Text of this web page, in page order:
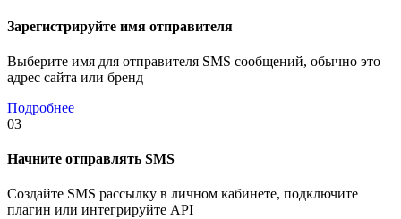
Зарегистрируйте имя отправителя
Выберите имя для отправителя SMS сообщений, обычно это
адрес сайта или бренд
Подробнее
03
Начните отправлять SMS
Создайте SMS рассылку в личном кабинете, подключите
плагин или интегрируйте API